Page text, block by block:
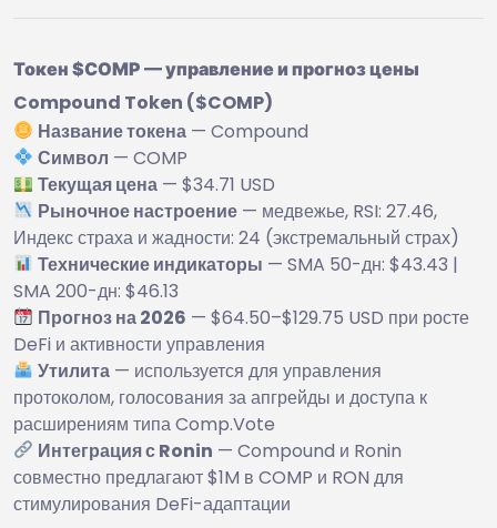
Токен $COMP — управление и прогноз цены
Compound Token ($COMP)
Название токена — Compound
Символ — COMP
Текущая цена — $34.71 USD
Рыночное настроение — медвежье, RSI: 27.46,
Индекс страха и жадности: 24 (экстремальный страх)
Технические индикаторы — SMA 50-дн: $43.43 |
SMA 200-дн: $46.13
Прогноз на 2026 — $64.50–$129.75 USD при росте
DeFi и активности управления
Утилита — используется для управления
протоколом, голосования за апгрейды и доступа к
расширениям типа Comp.Vote
Интеграция с Ronin — Compound и Ronin
совместно предлагают $1M в COMP и RON для
стимулирования DeFi-адаптации